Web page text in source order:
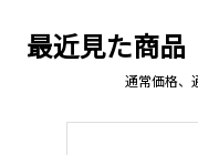
最近見た商品
通常価格、